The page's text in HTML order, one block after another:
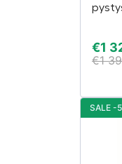
€1
€1
SALE -